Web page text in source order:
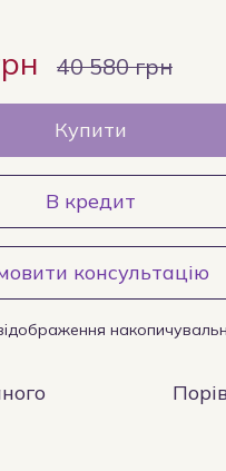
40 580 грн
Купити
В кредит
консультацію